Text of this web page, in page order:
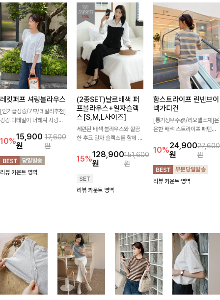
레킷퍼프 셔링블라우스
[인기급상승/7부/데일리추천]
캉캉 디테일이 더해져 사랑스
주는 블라우스 🤍 가볍게 퍼지
는 핏으로 체형을 자연스럽게
커버해주며 여성스럽게 즐기기
좋아요 ✨
10%15,900
원
17,600
원
리뷰 카운트 영역
(2종SET)날르배색 퍼
프블라우스+일자슬랙
스[S,M,L사이즈]
세련된 배색 블라우스와 깔끔
한 후크 일자 슬랙스를 함께 구
자연스럽게 살려주는 블라우스
와 롱한 일자핏 슬랙스가 만나
엣을 완성해드려요.
15%128,900
원
151,600
원
리뷰 카운트 영역
함스트라이프 린넨브이
넥가디건
[통기성우수🧊/리오셀소재]은
은한 배색 스트라이프 패턴으
드 살려주는 니트 가디건 💛
브이넥 라인에 슬림하게 떨어
지는 핏 더해져 단독으로도 여
리하고 세련되게 입어져요-
10%24,900
원
27,600
원
리뷰 카운트 영역